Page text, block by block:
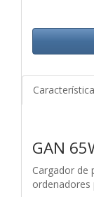
GAN
Cargador de